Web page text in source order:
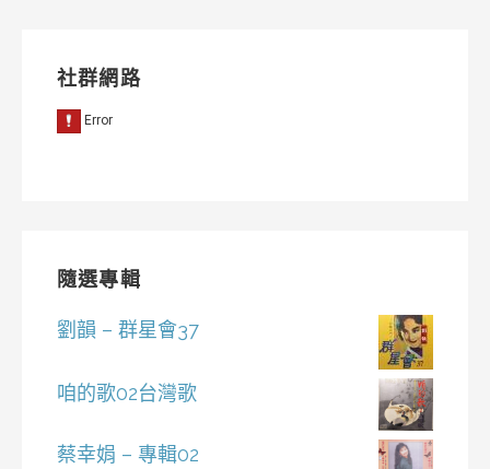
社群網路
隨選專輯
劉韻 – 群星會37
咱的歌02台灣歌
蔡幸娟 – 專輯02